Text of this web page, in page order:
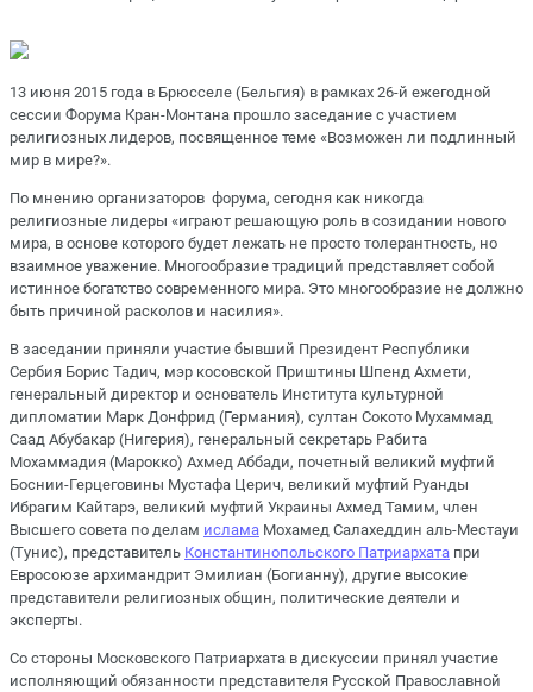
13 июня 2015 года в Брюсселе (Бельгия) в рамках 26-й ежегодной
сессии Форума Кран-Монтана прошло заседание с участием
религиозных лидеров, посвященное теме «Возможен ли подлинный
мир в мире?».
По мнению организаторов форума, сегодня как никогда
религиозные лидеры «играют решающую роль в созидании нового
мира, в основе которого будет лежать не просто толерантность, но
взаимное уважение. Многообразие традиций представляет собой
истинное богатство современного мира. Это многообразие не должно
быть причиной расколов и насилия».
В заседании приняли участие бывший Президент Республики
Сербия Борис Тадич, мэр косовской Приштины Шпенд Ахмети,
генеральный директор и основатель Института культурной
дипломатии Марк Донфрид (Германия), султан Сокото Мухаммад
Саад Абубакар (Нигерия), генеральный секретарь Рабита
Мохаммадия (Марокко) Ахмед Аббади, почетный великий муфтий
Боснии-Герцеговины Мустафа Церич, великий муфтий Руанды
Ибрагим Кайтарэ, великий муфтий Украины Ахмед Тамим, член
Высшего совета по делам ислама Мохамед Салахеддин аль-Местауи
(Тунис), представитель Константинопольского Патриархата при
Евросоюзе архимандрит Эмилиан (Богианну), другие высокие
представители религиозных общин, политические деятели и
эксперты.
Со стороны Московского Патриархата в дискуссии принял участие
исполняющий обязанности представителя Русской Православной